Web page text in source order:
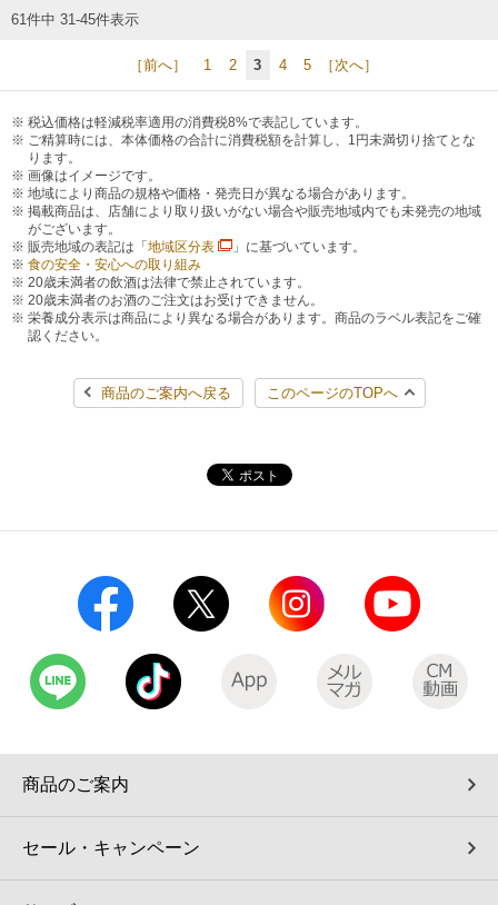
61件中 31-45件表示
［前へ］ 1 2 3 4 5 ［次へ］
税込価格は軽減税率適用の消費税8%で表記しています。
ご精算時には、本体価格の合計に消費税額を計算し、1円未満切り捨てとな
ります。
画像はイメージです。
地域により商品の規格や価格・発売日が異なる場合があります。
掲載商品は、店舗により取り扱いがない場合や販売地域内でも未発売の地域
がございます。
販売地域の表記は「 地域区分表
」に基づいています。
食の安全・安心への取り組み
20歳未満者の飲酒は法律で禁止されています。
20歳未満者のお酒のご注文はお受けできません。
栄養成分表示は商品により異なる場合があります。商品のラベル表記をご確
認ください。
商品のご案内へ戻る このページのTOPへ
商品のご案内
セール・キャンペーン